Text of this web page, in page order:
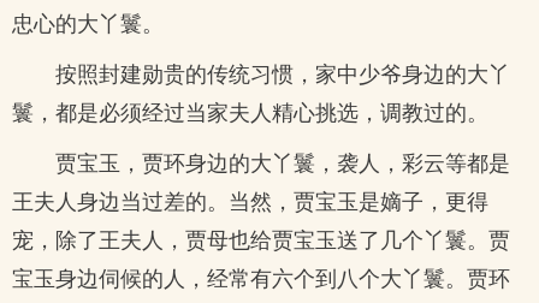
忠心的大丫鬟。
按照封建勋贵的传统习惯，家中少爷身边的大丫
鬟，都是必须经过当家夫人精心挑选，调教过的。
贾宝玉，贾环身边的大丫鬟，袭人，彩云等都是
王夫人身边当过差的。当然，贾宝玉是嫡子，更得
宠，除了王夫人，贾母也给贾宝玉送了几个丫鬟。贾
宝玉身边伺候的人，经常有六个到八个大丫鬟。贾环